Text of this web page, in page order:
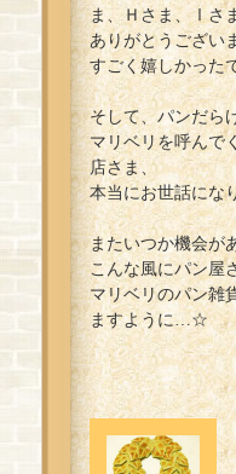
ま、Ｈさま、Ⅰさ
ありがとうござい
すごく嬉しかった
そして、パンだら
マリベリを呼んで
店さま、
本当にお世話にな
またいつか機会が
こんな風にパン屋
マリベリのパン雑
ますように…☆